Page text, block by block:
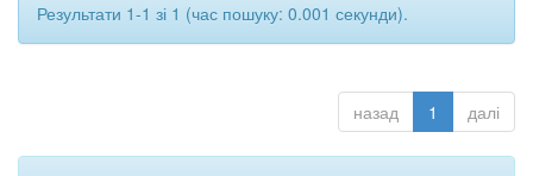
Результати 1-1 зі 1 (час пошуку: 0.001 секунди).
назад 1 далі